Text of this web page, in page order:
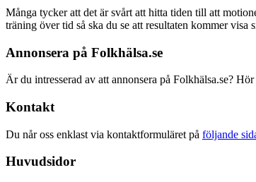
Många tycker att det är svårt att hitta tiden till att
träning över tid så ska du se att resultaten kommer visa
Annonsera på Folkhälsa.se
Är du intresserad av att annonsera på Folkhälsa.se?
Kontakt
Du når oss enklast via kontaktformuläret på följande
Huvudsidor